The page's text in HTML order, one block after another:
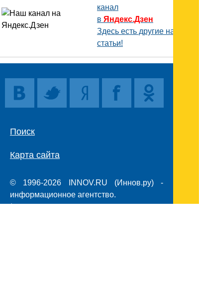
канал
в Яндекс.Дзен
Здесь есть другие наши
статьи!
Поиск
Карта сайта
© 1996-2026 INNOV.RU (Иннов.ру) -
информационное агентство.
* -правила пользования